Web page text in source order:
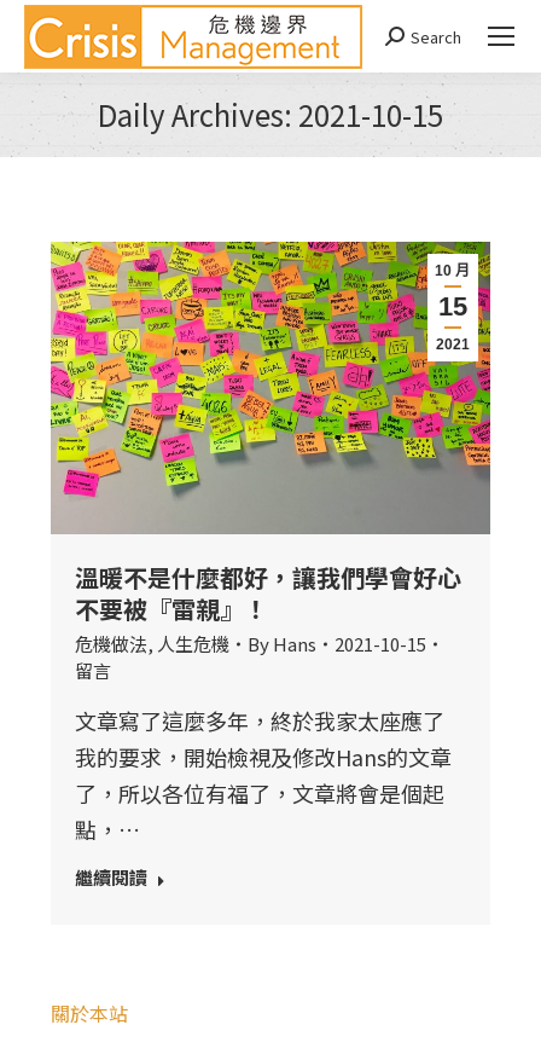
Search:
Search
Daily Archives: 2021-10-15
You are here:
10 月
15
2021
溫暖不是什麼都好，讓我們學會好心
不要被『雷親』！
危機做法, 人生危機 ByHans
2021-10-15
留言
文章寫了這麼多年，終於我家太座應了
我的要求，開始檢視及修改Hans的文章
了，所以各位有福了，文章將會是個起
點，…
繼續閱讀
關於本站